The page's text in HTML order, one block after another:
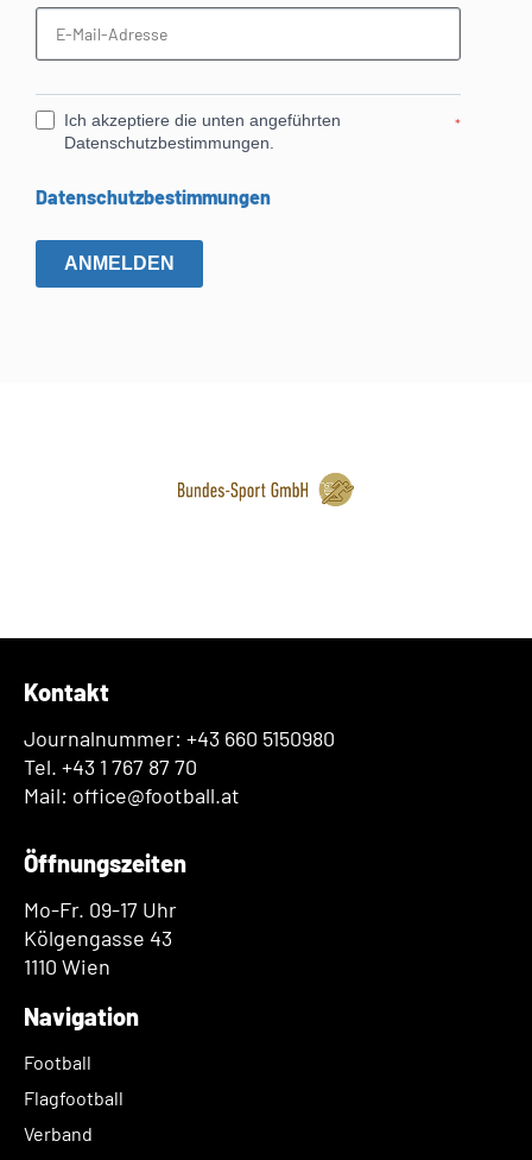
Ich akzeptiere die unten angeführten
Datenschutzbestimmungen.
*
Datenschutzbestimmungen
ANMELDEN
Kontakt
Journalnummer: +43 660 5150980
Tel. +43 1 767 87 70
Mail: office@football.at
Öffnungszeiten
Mo-Fr. 09-17 Uhr
Kölgengasse 43
1110 Wien
Navigation
Football
Flagfootball
Verband